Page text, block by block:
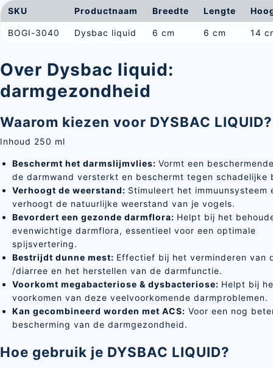
SKU Productnaam Breedte Lengte
BOGI-3040 Dysbac liquid 6 cm 6 cm 14
Over Dysbac liquid:
darmgezondheid
Waarom kiezen voor DYSBAC LIQUID?
Inhoud 250 ml
Beschermt het darmslijmvlies: Vormt een
de darmwand versterkt en beschermt tegen schadelijke
Verhoogt de weerstand: Stimuleert het immuunsysteem
verhoogt de natuurlijke weerstand van je vogels.
Bevordert een gezonde darmflora: Helpt bij het
evenwichtige darmflora, essentieel voor een optimale
spijsvertering.
Bestrijdt dunne mest: Effectief bij het verminderen van
/diarree en het herstellen van de darmfunctie.
Voorkomt megabacteriose & dysbacteriose: Helpt bij
voorkomen van deze veelvoorkomende darmproblemen.
Kan gecombineerd worden met ACS: Voor een nog
bescherming van de darmgezondheid.
Hoe gebruik je DYSBAC LIQUID?